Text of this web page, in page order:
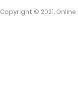
Copyright © 2021.